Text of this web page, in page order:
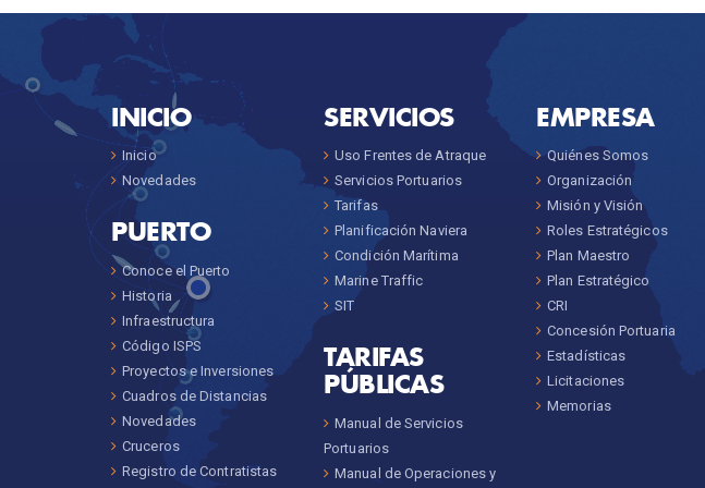
INICIO
Inicio
Novedades
PUERTO
Conoce el Puerto
Historia
Infraestructura
Código ISPS
Proyectos e Inversiones
Cuadros de Distancias
Novedades
Cruceros
Registro de Contratistas
SERVICIOS
Uso Frentes de Atraque
Servicios Portuarios
Tarifas
Planificación Naviera
Condición Marítima
Marine Traffic
SIT
TARIFAS
PÚBLICAS
Manual de Servicios
Portuarios
Manual de Operaciones y
EMPRESA
Quiénes Somos
Organización
Misión y Visión
Roles Estratégicos
Plan Maestro
Plan Estratégico
CRI
Concesión Portuaria
Estadísticas
Licitaciones
Memorias